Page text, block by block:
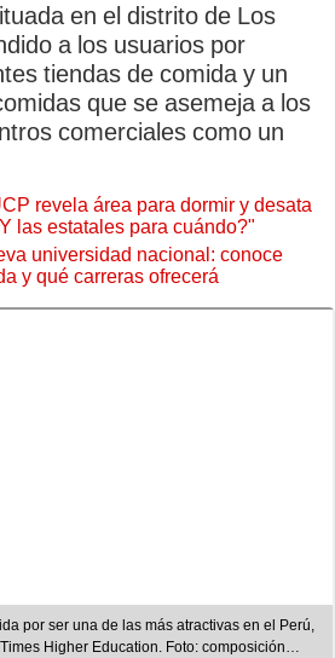
en el distrito de Los
a los usuarios por
tiendas de comida y un
que se asemeja a los
comerciales como un
revela área para dormir y desata
las estatales para cuándo?"
universidad nacional: conoce
y qué carreras ofrecerá
por ser una de las más atractivas en el Perú,
Higher Education. Foto: composición